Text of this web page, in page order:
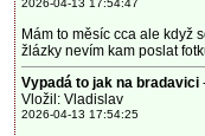
2026-04-13 17:54:47
Mám to měsíc cca ale když
žlázky nevím kam poslat
Vypadá to jak na bradavici
Vložil: Vladislav
2026-04-13 17:54:25